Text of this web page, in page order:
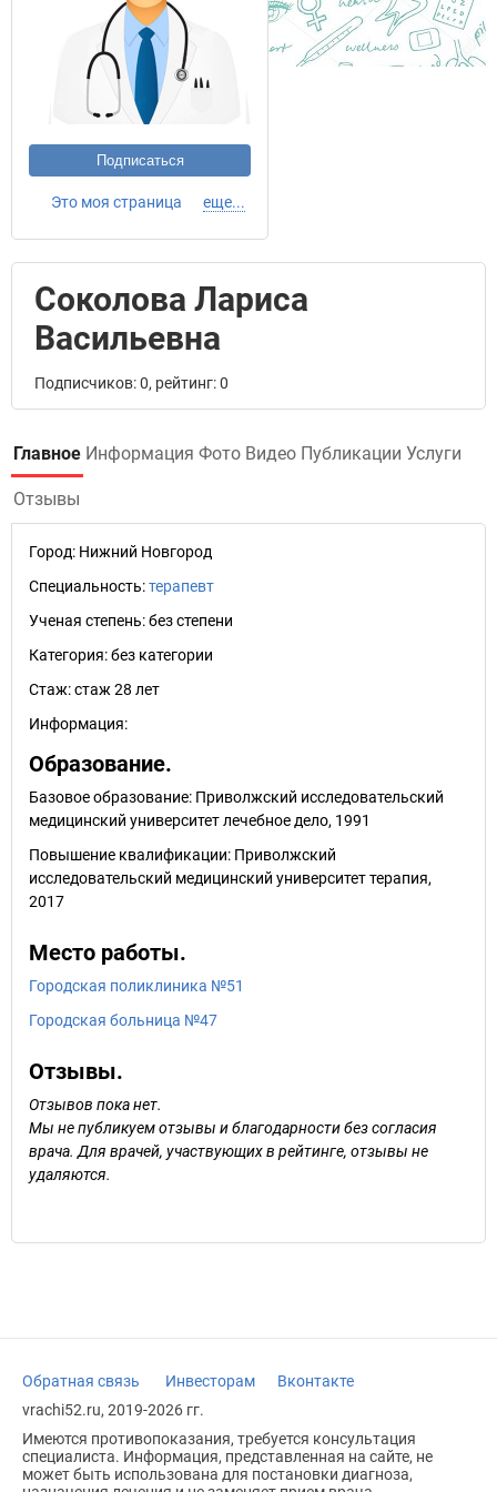
Подписаться
Это моя страница еще...
Соколова Лариса
Васильевна
Подписчиков: 0, рейтинг: 0
Главное Информация Фото Видео Публикации Услуги
Отзывы
Город: Нижний Новгород
Специальность:терапевт
Ученая степень:без степени
Категория:без категории
Стаж:стаж 28 лет
Информация:
Образование.
Базовое образование: Приволжский исследовательский
медицинский университет лечебное дело, 1991
Повышение квалификации: Приволжский
исследовательский медицинский университет терапия,
2017
Место работы.
Городская поликлиника №51
Городская больница №47
Отзывы.
Отзывов пока нет.
Мы не публикуем отзывы и благодарности без согласия
врача. Для врачей, участвующих в рейтинге, отзывы не
удаляются.
Обратная связь Инвесторам
Вконтакте
vrachi52.ru, 2019-2026 гг.
Имеются противопоказания, требуется консультация
специалиста. Информация, представленная на сайте, не
может быть использована для постановки диагноза,